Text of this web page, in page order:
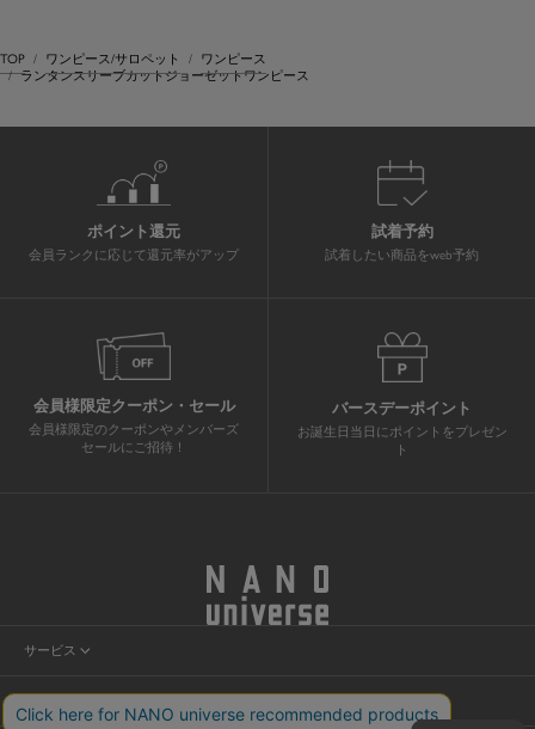
TOP ワンピース/サロペット
ワンピース
ランタンスリーブカットジョーゼットワンピース
ポイント還元
会員ランクに応じて還元率がアップ
試着予約
試着したい商品をweb予約
会員様限定クーポン・セール
会員様限定のクーポンやメンバーズ
セールにご招待！
バースデーポイント
お誕生日当日にポイントをプレゼン
ト
サービス
ニュース